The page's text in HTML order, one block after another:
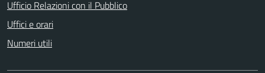
Ufficio Relazioni con il Pubblico
Uffici e orari
Numeri utili